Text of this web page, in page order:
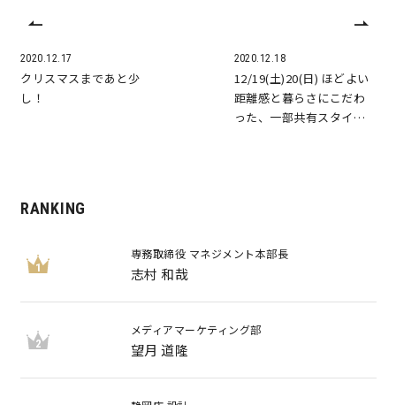
ラインナップ
Groovin’
nattoku住宅25周年記念モデル
Blue Style
キママプラス
2020.12.17
クリスマスまであと少
し！
2020.12.18
12/19(土)20(日) ほどよい
距離感と暮らさにこだわ
った、一部共有スタイ…
RANKING
1
専務取締役 マネジメント本部長
志村 和哉
2
メディアマーケティング部
望月 道隆